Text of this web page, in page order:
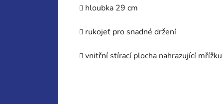
hloubka 29 cm
rukojeť pro snadné držení
vnitřní stírací plocha nahrazující mřížku